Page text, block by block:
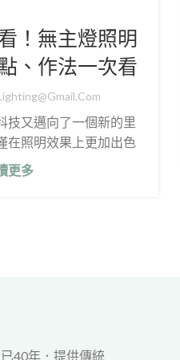
！無主燈照明
、作法一次看
技又邁向了一個新的里
在照明效果上更加出色
更多
40年．提供傳統